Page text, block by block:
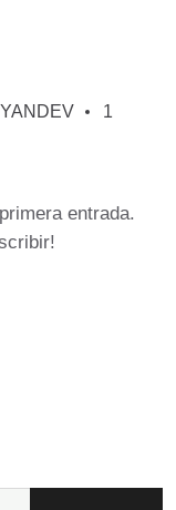
1
entrada.